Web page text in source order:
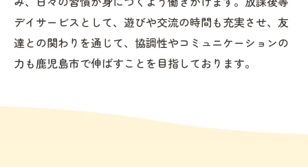
デイサービスとして、遊びや交流の時間も充実させ、友
達との関わりを通じて、協調性やコミュニケーションの
力も鹿児島市で伸ばすことを目指しております。